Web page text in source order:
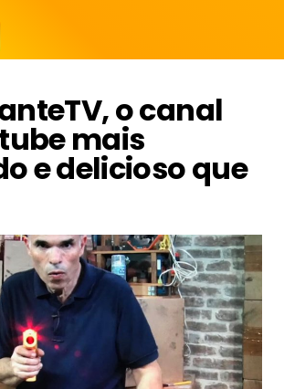
o canal
mais
e delicioso que